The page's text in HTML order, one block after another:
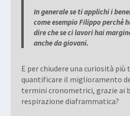
In generale se ti applichi i
come esempio Filippo perchè
dire che se ci lavori hai
anche da giovani.
E per chiudere una curiosità più
quantificare il miglioramento
termini cronometrici, grazie ai
respirazione diaframmatica?